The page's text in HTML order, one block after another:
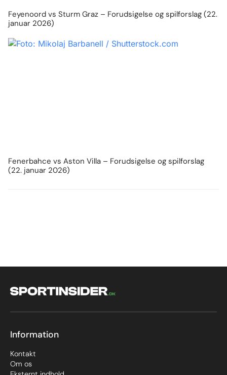
Feyenoord vs Sturm Graz – Forudsigelse og spilforslag (22.
januar 2026)
Fenerbahce vs Aston Villa – Forudsigelse og spilforslag
(22. januar 2026)
Information
Kontakt
Om os